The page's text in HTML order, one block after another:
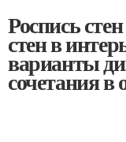
Роспись
стен в
варианты
сочетания